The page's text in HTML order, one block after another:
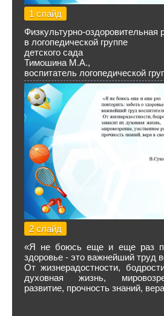
1 слайд
Физкультурно-оздоровительная
в логопедической группе
детского сада
Тимошина М.А.,
воспитатель логопедической
2 слайд
«Я не боюсь еще и еще раз
здоровье - это важнейший труд
От жизнерадостности,
духовная жизнь,
развитие, прочность знаний,